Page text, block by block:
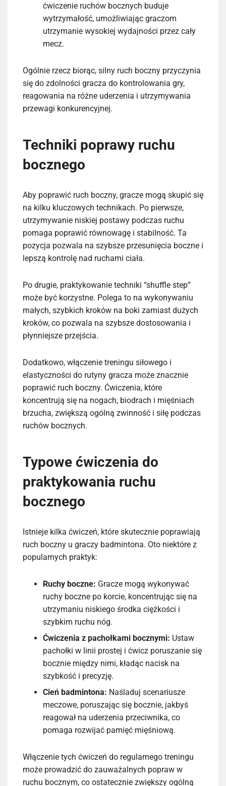
ćwiczenie ruchów bocznych buduje
wytrzymałość, umożliwiając graczom
utrzymanie wysokiej wydajności przez cały
mecz.
Ogólnie rzecz biorąc, silny ruch boczny przyczynia
się do zdolności gracza do kontrolowania gry,
reagowania na różne uderzenia i utrzymywania
przewagi konkurencyjnej.
Techniki poprawy ruchu
bocznego
Aby poprawić ruch boczny, gracze mogą skupić się
na kilku kluczowych technikach. Po pierwsze,
utrzymywanie niskiej postawy podczas ruchu
pomaga poprawić równowagę i stabilność. Ta
pozycja pozwala na szybsze przesunięcia boczne i
lepszą kontrolę nad ruchami ciała.
Po drugie, praktykowanie techniki “shuffle step”
może być korzystne. Polega to na wykonywaniu
małych, szybkich kroków na boki zamiast dużych
kroków, co pozwala na szybsze dostosowania i
płynniejsze przejścia.
Dodatkowo, włączenie treningu siłowego i
elastyczności do rutyny gracza może znacznie
poprawić ruch boczny. Ćwiczenia, które
koncentrują się na nogach, biodrach i mięśniach
brzucha, zwiększą ogólną zwinność i siłę podczas
ruchów bocznych.
Typowe ćwiczenia do
praktykowania ruchu
bocznego
Istnieje kilka ćwiczeń, które skutecznie poprawiają
ruch boczny u graczy badmintona. Oto niektóre z
popularnych praktyk:
Ruchy boczne: Gracze mogą wykonywać
ruchy boczne po korcie, koncentrując się na
utrzymaniu niskiego środka ciężkości i
szybkim ruchu nóg.
Ćwiczenia z pachołkami bocznymi: Ustaw
pachołki w linii prostej i ćwicz poruszanie się
bocznie między nimi, kładąc nacisk na
szybkość i precyzję.
Cień badmintona: Naśladuj scenariusze
meczowe, poruszając się bocznie, jakbyś
reagował na uderzenia przeciwnika, co
pomaga rozwijać pamięć mięśniową.
Włączenie tych ćwiczeń do regularnego treningu
może prowadzić do zauważalnych popraw w
ruchu bocznym, co ostatecznie zwiększy ogólną